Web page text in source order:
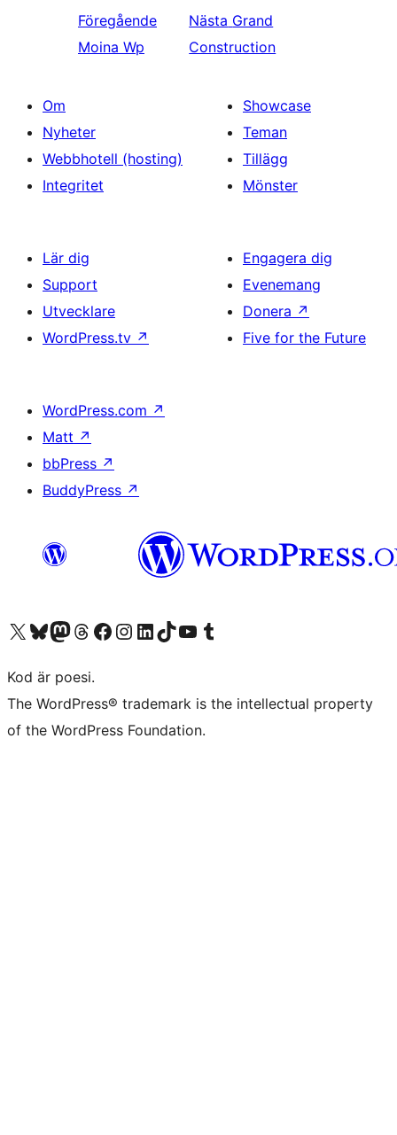
Föregående
Moina Wp
Nästa Grand
Construction
Om
Nyheter
Webbhotell (hosting)
Integritet
Showcase
Teman
Tillägg
Mönster
Lär dig
Support
Utvecklare
WordPress.tv ↗
Engagera dig
Evenemang
Donera ↗
Five for the Future
WordPress.com ↗
Matt ↗
bbPress ↗
BuddyPress ↗
Besök vår X-konto (f.d. Twitter)
Besök vårt Bluesky-konto
Besök vårt Mastodon-konto
Besök vårt Thread-konto
Besök vår Facebook-sidaBesök vårt Instagram-konto
Besök vårt LinkedIn-konto
Besök vårt TikTok-konto
Besök vår YouTube-kanalBesök vårt Tumblr-konto
Kod är poesi.
The WordPress® trademark is the intellectual property
of the WordPress Foundation.